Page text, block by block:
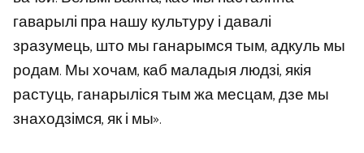
гаварылі пра нашу культуру і давалі
зразумець, што мы ганарымся тым, адкуль мы
родам. Мы хочам, каб маладыя людзі, якія
растуць, ганарыліся тым жа месцам, дзе мы
знаходзімся, як і мы».